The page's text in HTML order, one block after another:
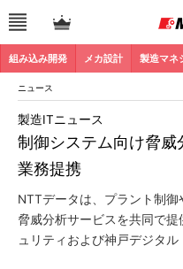
組み込み開発 メカ設計 製造マネ
ニュース
制御システム向け脅
業務提携
製造ITニュース
NTTデータは、プラント制
脅威分析サービスを共同で
ュリティおよび神戸デジタル